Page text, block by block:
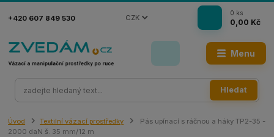
Menu
CZK
Hledat
+420 607 849 530
0 ks
0,00 Kč
Úvod Textilní vázací prostředky
Pás upínací s ráčnou a háky TP2-35 -
2000 daN š. 35 mm/12 m